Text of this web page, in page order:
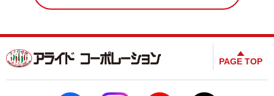
PAGE TOP